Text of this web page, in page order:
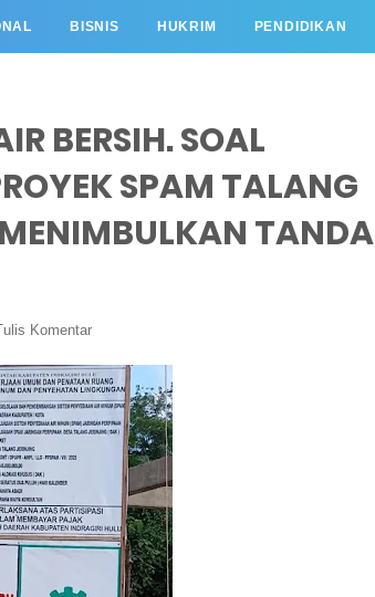
BISNIS HUKRIM PENDIDIKAN
BERSIH. SOAL
SPAM TALANG
TANDA
Komentar